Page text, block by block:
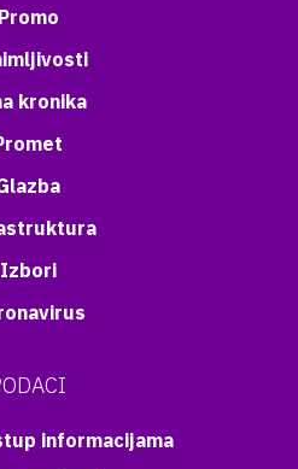
Promo
kronika
Izbori
informacijama